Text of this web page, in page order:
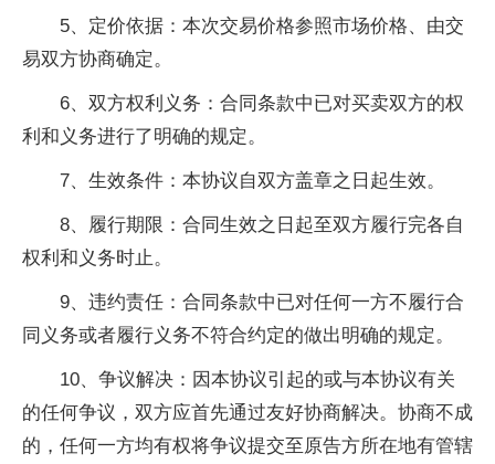
5、定价依据：本次交易价格参照市场价格、由交
易双方协商确定。
6、双方权利义务：合同条款中已对买卖双方的权
利和义务进行了明确的规定。
7、生效条件：本协议自双方盖章之日起生效。
8、履行期限：合同生效之日起至双方履行完各自
权利和义务时止。
9、违约责任：合同条款中已对任何一方不履行合
同义务或者履行义务不符合约定的做出明确的规定。
10、争议解决：因本协议引起的或与本协议有关
的任何争议，双方应首先通过友好协商解决。协商不成
的，任何一方均有权将争议提交至原告方所在地有管辖